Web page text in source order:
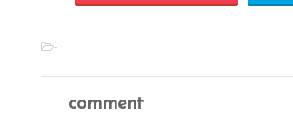
-
comment